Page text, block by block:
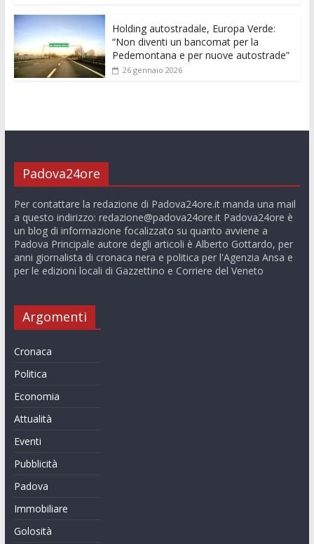
Holding autostradale, Europa Verde:
“Non diventi un bancomat per la
Pedemontana e per nuove autostrade”
26 gennaio 2026
Padova24ore
Per contattare la redazione di Padova24ore.it manda una mail
a questo indirizzo: redazione@padova24ore.itPadova24ore è
un blog di informazione focalizzato su quanto avviene a
Padova Principale autore degli articoli è Alberto Gottardo, per
anni giornalista di cronaca nera e politica per l'Agenzia Ansa e
per le edizioni locali di Gazzettino e Corriere del Veneto
Argomenti
Cronaca
Politica
Economia
Attualità
Eventi
Pubblicità
Padova
Immobiliare
Golosità